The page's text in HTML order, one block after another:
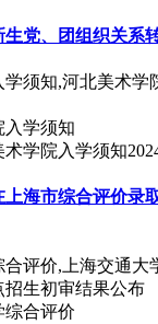
生党、团组织关系
须知,河北美术学
术学院入学须知
上海市综合评价录
评价,上海交通大
生初审结果公布